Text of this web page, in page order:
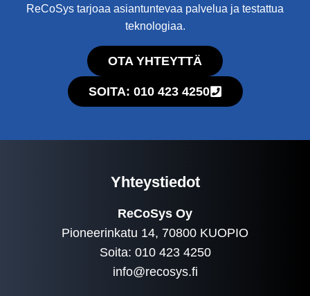
ReCoSys tarjoaa asiantuntevaa palvelua ja testattua
teknologiaa.
OTA YHTEYTTÄ
SOITA: 010 423 4250
Yhteystiedot
ReCoSys Oy
Pioneerinkatu 14, 70800 KUOPIO
Soita: 010 423 4250
info@recosys.fi